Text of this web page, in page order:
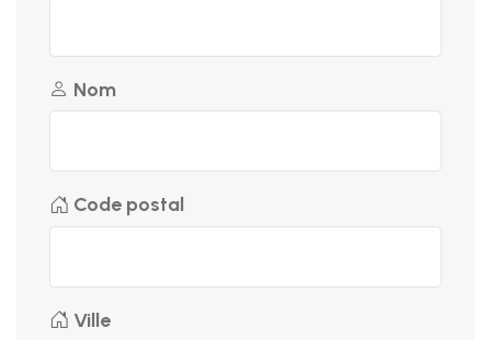
Nom
Code postal
Ville